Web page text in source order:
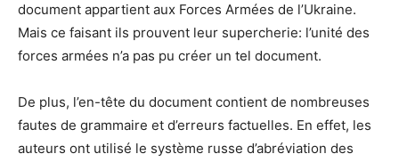
document appartient aux Forces Armées de l’Ukraine.
Mais ce faisant ils prouvent leur supercherie: l’unité des
forces armées n’a pas pu créer un tel document.
De plus, l’en-tête du document contient de nombreuses
fautes de grammaire et d’erreurs factuelles. En effet, les
auteurs ont utilisé le système russe d’abréviation des